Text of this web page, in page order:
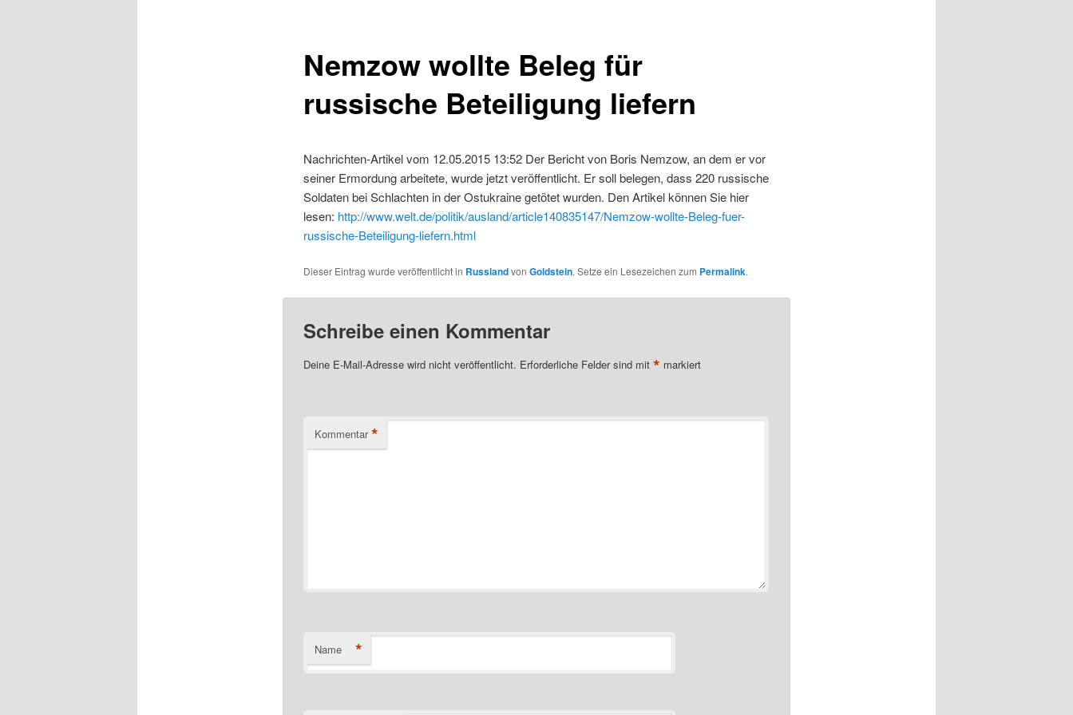
Nemzow wollte Beleg für
russische Beteiligung liefern
Nachrichten-Artikel vom 12.05.2015 13:52 Der Bericht von Boris Nemzow, an dem er vor
seiner Ermordung arbeitete, wurde jetzt veröffentlicht. Er soll belegen, dass 220 russische
Soldaten bei Schlachten in der Ostukraine getötet wurden. Den Artikel können Sie hier
lesen: http://www.welt.de/politik/ausland/article140835147/Nemzow-wollte-Beleg-fuer-
russische-Beteiligung-liefern.html
Dieser Eintrag wurde veröffentlicht in Russlandvon Goldstein. Setze ein Lesezeichen zum Permalink.
Schreibe einen Kommentar
Deine E-Mail-Adresse wird nicht veröffentlicht. Erforderliche Felder sind mit * markiert
Kommentar *
Name *